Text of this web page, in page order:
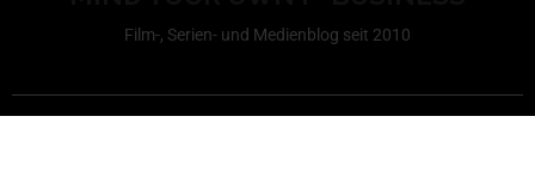
Film-, Serien- und Medienblog seit 2010